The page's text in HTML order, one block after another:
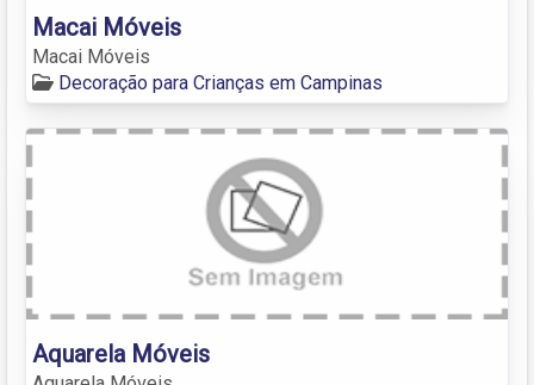
Macai Móveis
Macai Móveis
Decoração para Crianças em Campinas
Aquarela Móveis